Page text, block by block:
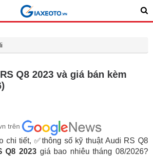
Q8 2023 và giá bán kèm
trên
chi tiết, ✅thông số kỹ thuật Audi RS Q8
Q8 2023 giá bao nhiêu tháng 08/2026?